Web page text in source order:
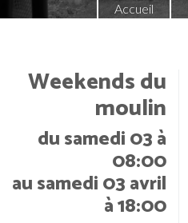
Accueil
Weekends du
moulin
du samedi 03 à
08:00
au samedi 03 avril
à 18:00